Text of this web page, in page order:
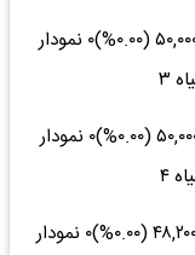
هر کیلو ورق سیاه ۳ فولاد مبارکه ۱/۵*۶ ۲۲۰ ۵۰,۰۰۰ (۰.۰۰%)۰ نمودار
۳
هر کیلو ورق سیاه ۴ فولاد مبارکه ۱/۵*۶ ۲۹۰ ۵۰,۰۰۰ (۰.۰۰%)۰ نمودار
۴
هر کیلو ورق سیاه ۵ فولاد مبارکه ۱/۵*۶ ۳۶۰ ۴۸,۲۰۰ (۰.۰۰%)۰ نمودار